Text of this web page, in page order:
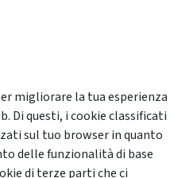
migliorare la tua esperienza
Di questi, i cookie classificati
sul tuo browser in quanto
delle funzionalità di base
di terze parti che ci